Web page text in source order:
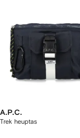
A.P.C.
Trek heuptas